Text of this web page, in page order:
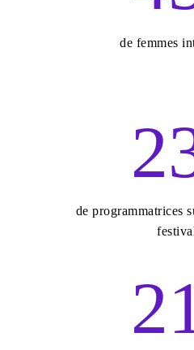
de femmes
de programmatrices